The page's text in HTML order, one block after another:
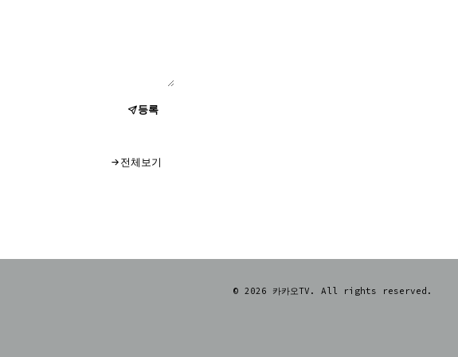
등록
전체보기
© 2026 카카오TV. All rights reserved.